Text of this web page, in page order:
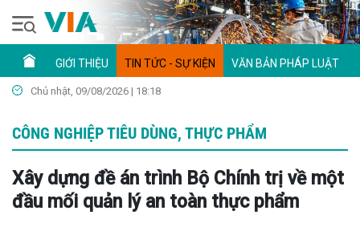
GIỚI THIỆU TIN TỨC - SỰ KIỆN VĂN BẢN PHÁP LUẬT
Chủ nhật, 09/08/2026 | 18:18
CÔNG NGHIỆP TIÊU DÙNG, THỰC PHẨM
Xây dựng đề án trình Bộ Chính trị về một
đầu mối quản lý an toàn thực phẩm